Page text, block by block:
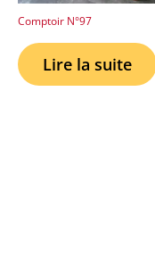
Comptoir N°97
Lire la suite